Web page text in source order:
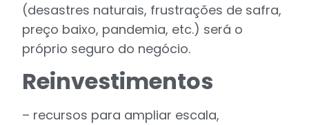
(desastres naturais, frustrações de safra,
preço baixo, pandemia, etc.) será o
próprio seguro do negócio.
Reinvestimentos
– recursos para ampliar escala,